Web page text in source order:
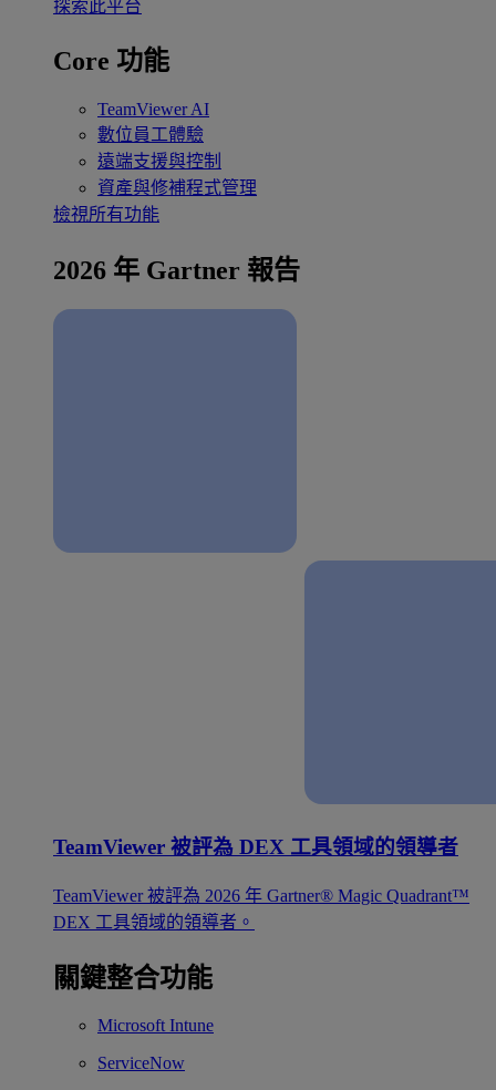
探索此平台
Core 功能
TeamViewer AI
數位員工體驗
遠端支援與控制
資產與修補程式管理
檢視所有功能
2026 年 Gartner 報告
TeamViewer 被評為 DEX 工具領域的領導者
TeamViewer 被評為 2026 年 Gartner® Magic Quadrant™
DEX 工具領域的領導者。
關鍵整合功能
Microsoft Intune
ServiceNow